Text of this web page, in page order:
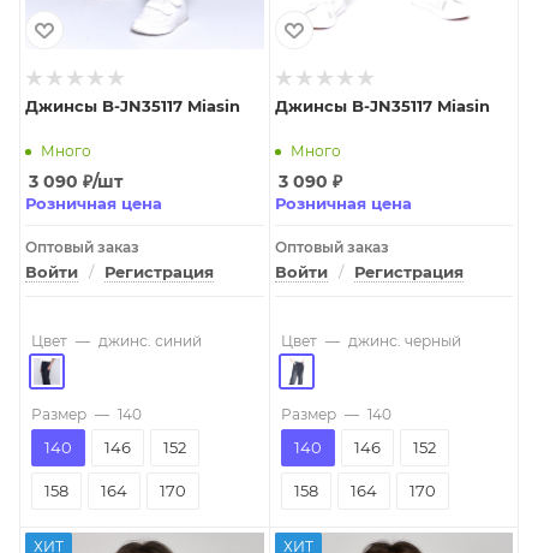
Джинсы B-JN35117 Miasin
Много
3 090 ₽/шт
Розничная цена
Оптовый заказ
Войти / Регистрация
Цвет — джинс. синий
Размер — 140
140 146 152
158 164 170
Джинсы B-JN35117 Miasin
Много
3 090 ₽
Розничная цена
Оптовый заказ
Войти / Регистрация
Цвет — джинс. черный
Размер — 140
140 146 152
158 164 170
ХИТ ХИТ